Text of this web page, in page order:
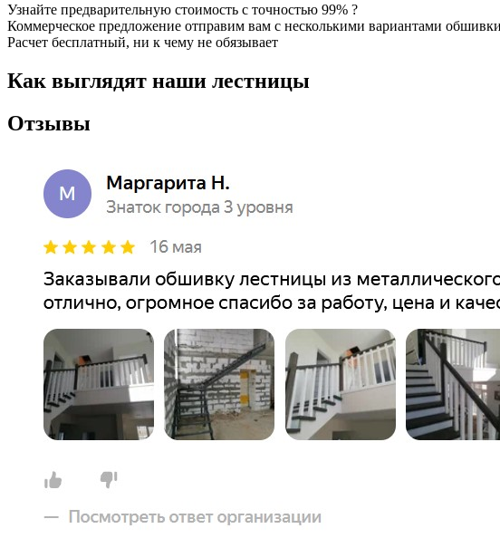
Узнайте предварительную стоимость с точностью 99% ?
Коммерческое предложение отправим вам с несколькими вариантами
Расчет бесплатный, ни к чему не обязывает
Как выглядят наши лестницы
Отзывы